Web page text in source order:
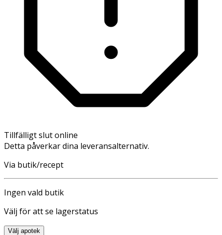
Tillfälligt slut online
Detta påverkar dina leveransalternativ.
Via butik/recept
Ingen vald butik
Välj för att se lagerstatus
Välj apotek